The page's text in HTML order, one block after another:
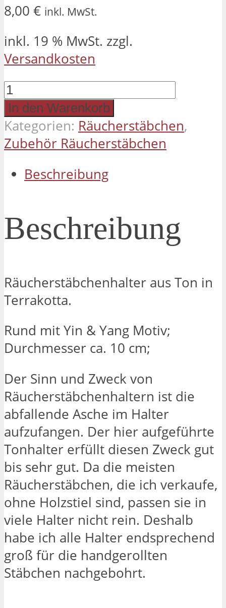
8,00 € inkl. MwSt.
inkl. 19 % MwSt. zzgl.
Versandkosten
Räucherstäbchenhalter
Ton
Yin
&
Menge
In den Warenkorb
Kategorien: Räucherstäbchen,
Zubehör Räucherstäbchen
Beschreibung
Beschreibung
Räucherstäbchenhalter aus Ton in
Terrakotta.
Rund mit Yin & Yang Motiv;
Durchmesser ca. 10 cm;
Der Sinn und Zweck von
Räucherstäbchenhaltern ist die
abfallende Asche im Halter
aufzufangen. Der hier aufgeführte
Tonhalter erfüllt diesen Zweck gut
bis sehr gut. Da die meisten
Räucherstäbchen, die ich verkaufe,
ohne Holzstiel sind, passen sie in
viele Halter nicht rein. Deshalb
habe ich alle Halter endsprechend
groß für die handgerollten
Stäbchen nachgebohrt.